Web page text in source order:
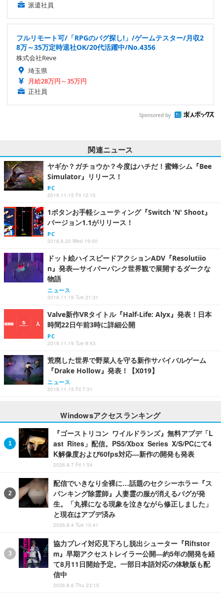
派遣社員
フルリモート可/「RPGのバグ探し!」/ゲームテスター/月収2
8万～35万定時退社OK/20代活躍中/No.4356
株式会社Reve
埼玉県
月給28万円～35万円
正社員
Sponsored by
関連ニュース
ヤギか？ガチョウか？今度はハチだ！蜜蜂シム『Bee
Simulator』リリース！
PC
2019.11.15 Fri 12:15
1ボタンお手軽シューティング『Switch 'N' Shoot』
バージョン1.1がリリース！
PC
2018.6.20 Wed 19:00
ドット絵ハイスピードアクションADV『Resolutiio
n』発表―サイバーパンク世界観で展開するダークな
物語
ニュース
2019.11.19 Tue 21:31
Valve新作VRタイトル『Half-Life: Alyx』発表！日本
時間22日午前3時に詳細公開
PC
2019.11.19 Tue 8:43
荒廃した世界で野菜人を守る新作サバイバルゲーム
『Drake Hollow』発表！【X019】
ニュース
2019.11.15 Fri 7:31
Windowsアクセスランキング
『ゴーストリコン ワイルドランズ』無料アプデ「L
ast Rites」配信。PS5/Xbox Series X/S/PCにて4
K解像度および60fps対応―新作の開発も発表
2026.8.7 Fri 1:54
配信でいきなり全裸に…話題のセクシーホラー『ス
パンキング除霊師』人妻霊の服が消えるバグが発
生。「丸裸になる現象を泣きながら修正しました」
と現在はアプデ済み
2026.8.4 Tue 10:41
協力プレイ対応見下ろし脱出シューター『Riftstor
m』早期アクセストレイラー公開―約5年の開発を経
て8月11日開始予定。一部日本語対応の体験版も配
信中
2026.8.6 Thu 23:15